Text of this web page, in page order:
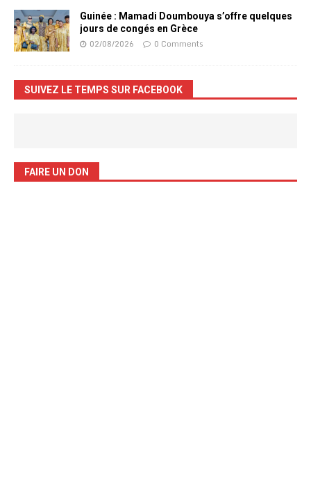
Guinée : Mamadi Doumbouya s’offre quelques
jours de congés en Grèce
02/08/2026 0 Comments
SUIVEZ LE TEMPS SUR FACEBOOK
FAIRE UN DON